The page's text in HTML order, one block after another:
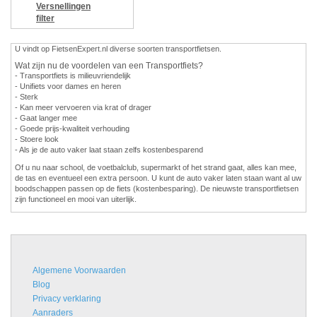
Versnellingen
filter
U vindt op FietsenExpert.nl diverse soorten transportfietsen.
Wat zijn nu de voordelen van een Transportfiets?
- Transportfiets is milieuvriendelijk
- Unifiets voor dames en heren
- Sterk
- Kan meer vervoeren via krat of drager
- Gaat langer mee
- Goede prijs-kwaliteit verhouding
- Stoere look
- Als je de auto vaker laat staan zelfs kostenbesparend
Of u nu naar school, de voetbalclub, supermarkt of het strand gaat, alles kan mee,
de tas en eventueel een extra persoon. U kunt de auto vaker laten staan want al uw
boodschappen passen op de fiets (kostenbesparing). De nieuwste transportfietsen
zijn functioneel en mooi van uiterlijk.
Algemene Voorwaarden
Blog
Privacy verklaring
Aanraders